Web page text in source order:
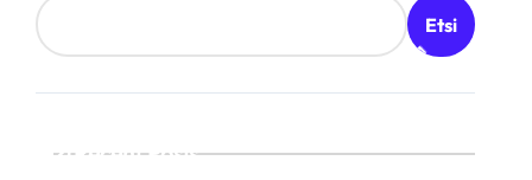
Etsi
Recent Posts